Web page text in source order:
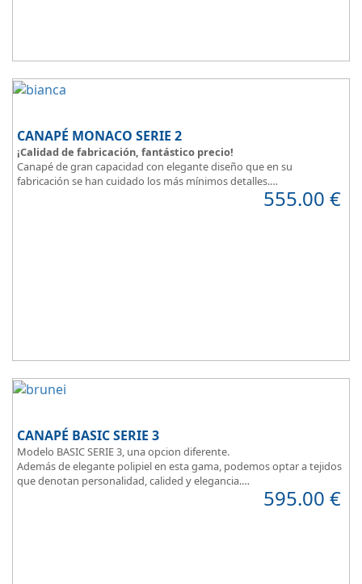
CANAPÉ MONACO SERIE 2
¡Calidad de fabricación, fantástico precio!
Canapé de gran capacidad con elegante diseño que en su
fabricación se han cuidado los más mínimos detalles.
Dispone de un amplio catálogo de tapicerias y polipieles a elegir,
personalizar a tu gusto todos los detalles y de
555.00 €
CANAPÉ BASIC SERIE 3
Modelo BASIC SERIE 3, una opcion diferente.
Además de elegante polipiel en esta gama, podemos optar a tejidos
que denotan personalidad, calided y elegancia.
595.00 €